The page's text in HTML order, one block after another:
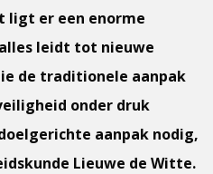
ligt er een enorme
leidt tot nieuwe
de traditionele aanpak
onder druk
aanpak nodig,
Lieuwe de Witte.